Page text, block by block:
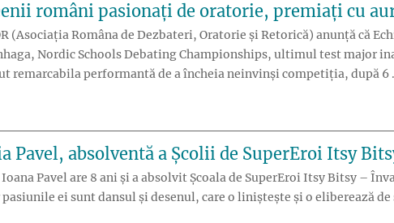
români pasionați de oratorie, premiați cu
(Asociația Româna de Dezbateri, Oratorie și Retorică) anunță că
Nordic Schools Debating Championships, ultimul test major
remarcabila performantă de a încheia neinvinși competiția, după 6
Pavel, absolventă a Școlii de SuperEroi Itsy
Pavel are 8 ani și a absolvit Școala de SuperEroi Itsy Bitsy –
ei sunt dansul și desenul, care o liniștește și o eliberează